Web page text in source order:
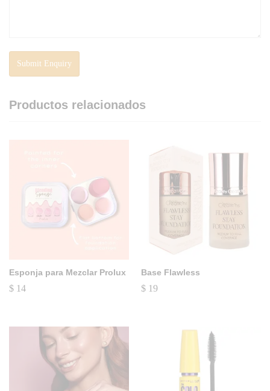
Productos relacionados
Esponja para Mezclar Prolux
$ 14
Base Flawless
$ 19